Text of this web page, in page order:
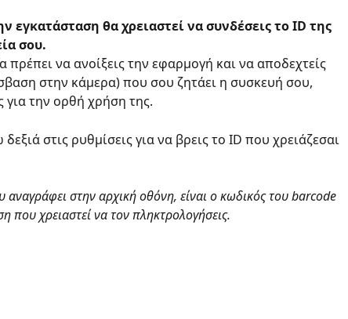
εγκατάσταση θα χρειαστεί να συνδέσεις το ID της
σου.
πρέπει να ανοίξεις την εφαρμογή και να αποδεχτείς
στην κάμερα) που σου ζητάει η συσκευή σου,
για την ορθή χρήση της.
στις ρυθμίσεις για να βρεις το ID που χρειάζεσαι
αναγράφει στην αρχική οθόνη, είναι ο κωδικός του barcode
που χρειαστεί να τον πληκτρολογήσεις.